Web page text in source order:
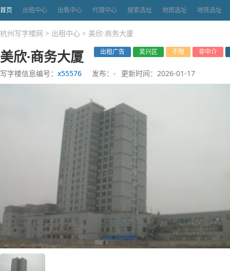
首页 出租中心 出售中心 代理中心 搜索选址 地图选址 地铁选址
杭州写字楼网 > 出租中心 > 美欣·商务大厦
美欣·商务大厦 出租广告 吴兴区 不限 非中介
写字楼信息编号： x55576 发布：- 更新时间：2026-01-17